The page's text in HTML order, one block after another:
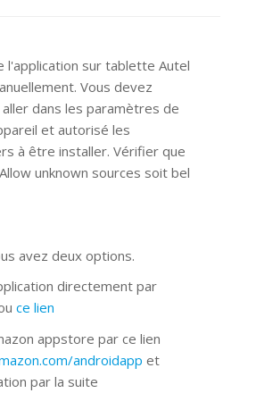
l'application sur tablette Autel
Vous devez
dans les paramètres de
et autorisé les
à être installer. Vérifier que
unknown sources soit bel
avez deux options.
directement par
ce lien
appstore par ce lien
androidapp et
par la suite